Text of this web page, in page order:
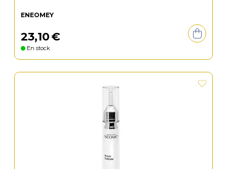
ENEOMEY
23,10€
En stock